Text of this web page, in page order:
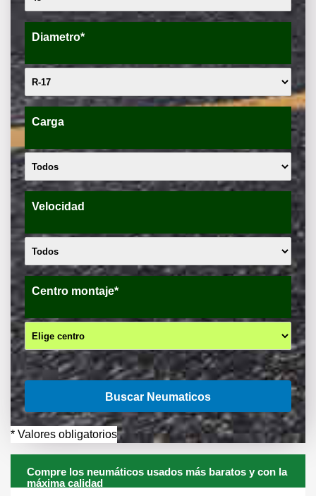
Diametro*
Carga
Velocidad
Centro montaje*
Buscar Neumaticos
* Valores obligatorios
Compre los neumáticos usados más baratos y con la
máxima calidad